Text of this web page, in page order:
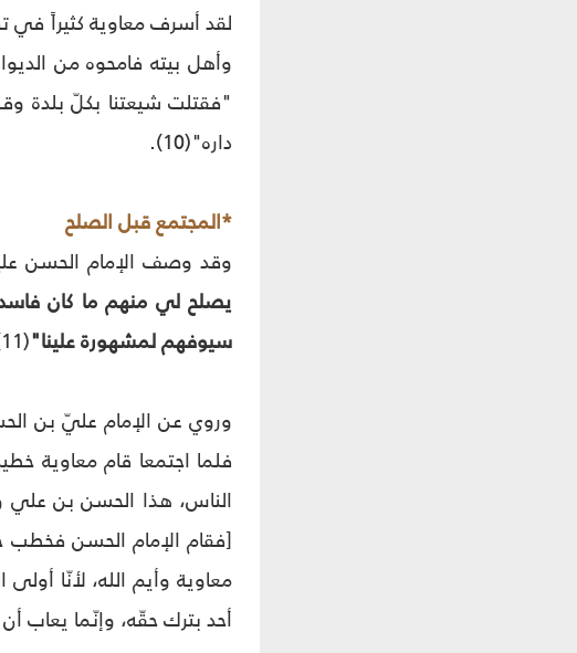
لقد أسرف معاوية كثيراً في
"فقتلت شيعتنا بكلّ بلدة
داره"(10).
*المجتمع قبل الصلح
وقد وصف الإمام الحسن
يصلح لي منهم ما كان
سيوفهم لمشهورة علينا"(11).
وروي عن الإمام عليّ بن
فلما اجتمعا قام معاوية
الناس، هذا الحسن بن علي
[فقام الإمام الحسن فخطب
معاوية وأيم الله، لأنّا
أحد بترك حقّه، وإنّما يعاب